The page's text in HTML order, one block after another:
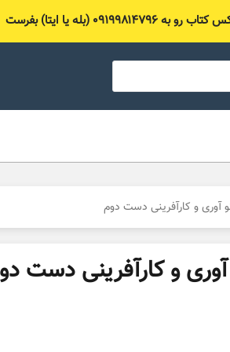
(بله یا ایتا) بفرست
آوری و کارآفرینی دست دوم
آوری و کارآفرینی دست